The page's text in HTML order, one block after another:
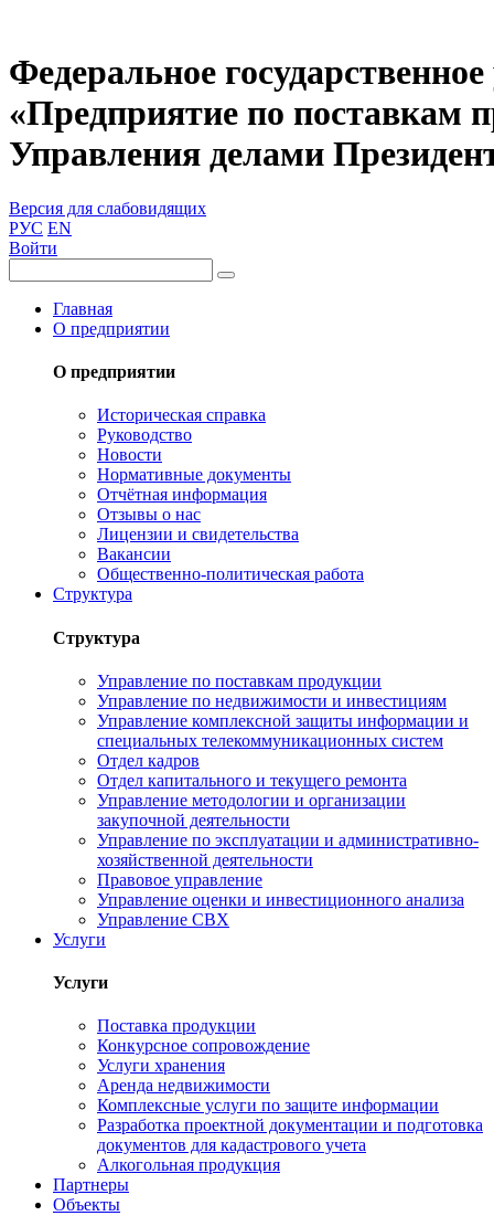
Федеральное
«Предприятие по поставкам
Управления делами
Версия для слабовидящих
РУС EN
Войти
Главная
О предприятии
О предприятии
Историческая справка
Руководство
Новости
Нормативные документы
Отчётная информация
Отзывы о нас
Лицензии и свидетельства
Вакансии
Общественно-политическая работа
Структура
Структура
Управление по поставкам продукции
Управление по недвижимости и инвестициям
Управление комплексной защиты информации и
специальных телекоммуникационных систем
Отдел кадров
Отдел капитального и текущего ремонта
Управление методологии и организации
закупочной деятельности
Управление по эксплуатации и административно-
хозяйственной деятельности
Правовое управление
Управление оценки и инвестиционного анализа
Управление СВХ
Услуги
Услуги
Поставка продукции
Конкурсное сопровождение
Услуги хранения
Аренда недвижимости
Комплексные услуги по защите информации
Разработка проектной документации и подготовка
документов для кадастрового учета
Алкогольная продукция
Партнеры
Объекты